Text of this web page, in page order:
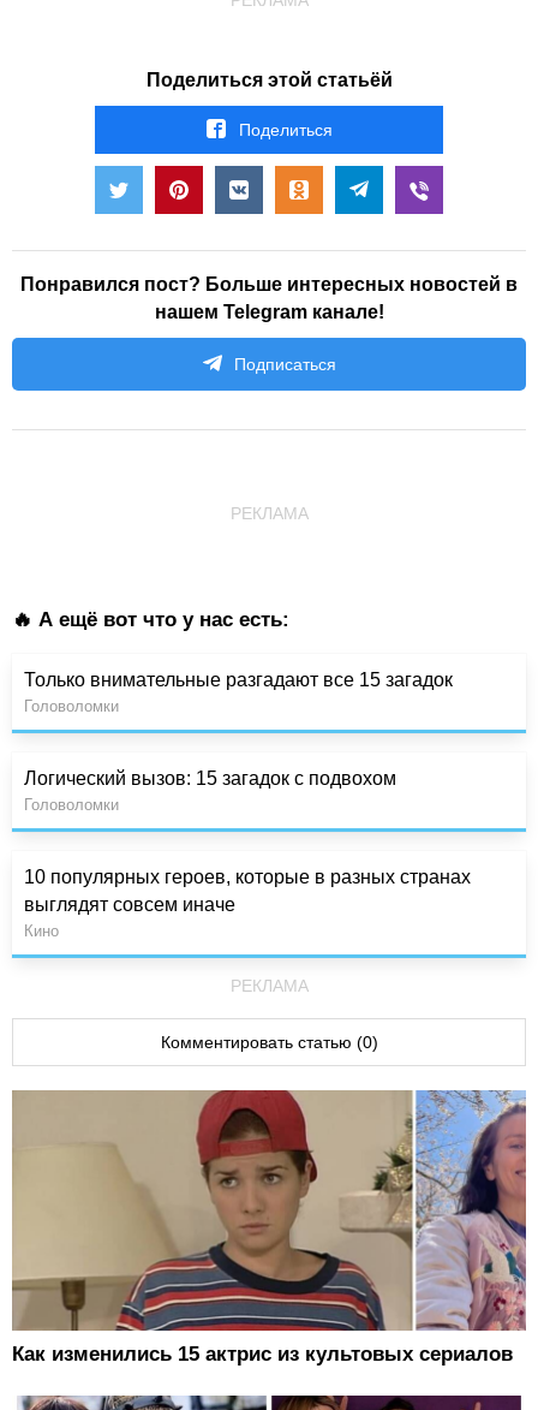
Поделиться этой статьёй
Поделиться
Понравился пост? Больше интересных новостей в
нашем Telegram канале!
Подписаться
РЕКЛАМА
🔥 А ещё вот что у нас есть:
Только внимательные разгадают все 15 загадок
Головоломки
Логический вызов: 15 загадок с подвохом
Головоломки
10 популярных героев, которые в разных странах
выглядят совсем иначе
Кино
РЕКЛАМА
Комментировать статью (0)
Как изменились 15 актрис из культовых сериалов